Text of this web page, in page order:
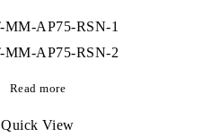
Read more
Quick View